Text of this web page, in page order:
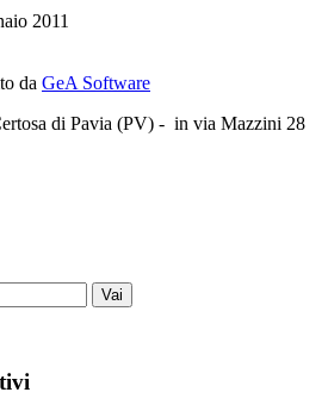
2011
da GeA Software
di Pavia (PV) - in via Mazzini 28
Vai